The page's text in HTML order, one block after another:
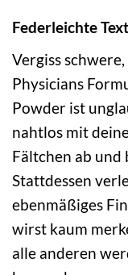
Federleichte
Vergiss
Physicians
Powder ist
nahtlos mit
Fältchen ab und
Stattdessen
ebenmäßiges
wirst kaum
alle anderen